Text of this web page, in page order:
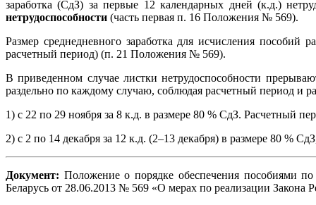
заработка (СдЗ) за первые 12 календарных дней (к.д.)
нетрудоспособности (часть первая п. 16 Положения № 569).
Размер среднедневного заработка для исчисления
расчетный период) (п. 21 Положения № 569).
В приведенном случае листки нетрудоспособности
раздельно по каждому случаю, соблюдая расчетный период и
1) с 22 по 29 ноября за 8 к.д. в размере 80 % СдЗ. Расчетный
2) с 2 по 14 декабря за 12 к.д. (2–13 декабря) в размере 80 %
Документ: Положение о порядке обеспечения пособиями
Беларусь от 28.06.2013 № 569 «О мерах по реализации